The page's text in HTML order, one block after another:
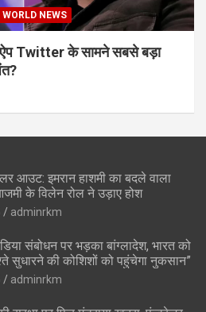
WORLD NEWS
Twitter के सामने सबसे बड़ा
आउट: इमरान हाशमी का बदले वाला
के विलेन रोल ने उड़ाए होश
adminrkm
संबोधन पर भड़का बांग्लादेश, भारत को
सुधारने की कोशिशों को पहुंचेगा नुकसान”
adminrkm